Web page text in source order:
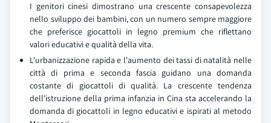
I genitori cinesi dimostrano una crescente consapevolezza
nello sviluppo dei bambini, con un numero sempre maggiore
che preferisce giocattoli in legno premium che riflettano
valori educativi e qualità della vita.
L'urbanizzazione rapida e l'aumento dei tassi di natalità nelle
città di prima e seconda fascia guidano una domanda
costante di giocattoli di qualità. La crescente tendenza
dell'istruzione della prima infanzia in Cina sta accelerando la
domanda di giocattoli in legno educativi e ispirati al metodo